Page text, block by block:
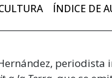
ÍNDICE DE